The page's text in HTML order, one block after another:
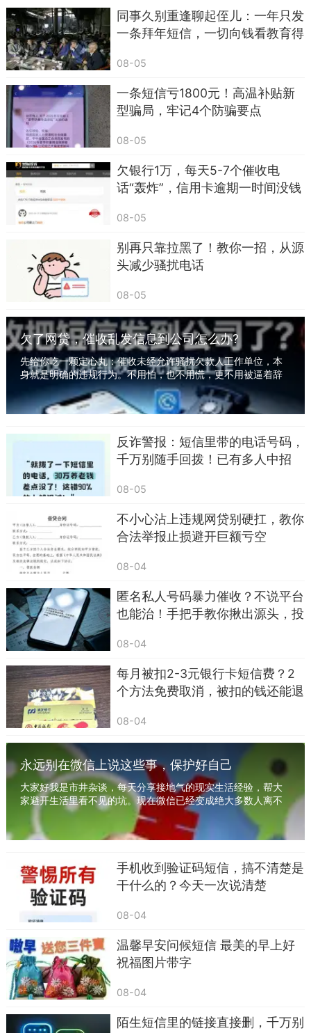
同事久别重逢聊起侄儿：一年只发
一条拜年短信，一切向钱看教育得
08-05
一条短信亏1800元！高温补贴新
型骗局，牢记4个防骗要点
08-05
欠银行1万，每天5-7个催收电
话“轰炸”，信用卡逾期一时间没钱
08-05
别再只靠拉黑了！教你一招，从源
头减少骚扰电话
08-05
欠了网贷，催收乱发信息到公司怎么办?
先给你吃一颗定心丸：催收未经允许骚扰欠款人工作单位，本
身就是明确的违规行为。不用怕，也不用慌，更不用被逼着辞
职。有一套完整可操作的维权方法，照着做，既...
反诈警报：短信里带的电话号码，
千万别随手回拨！已有多人中招
08-05
不小心沾上违规网贷别硬扛，教你
合法举报止损避开巨额亏空
08-04
匿名私人号码暴力催收？不说平台
也能治！手把手教你揪出源头，投
08-04
每月被扣2-3元银行卡短信费？2
个方法免费取消，被扣的钱还能退
08-04
永远别在微信上说这些事，保护好自己
大家好我是市井杂谈，每天分享接地气的现实生活经验，帮大
家避开生活里看不见的坑。现在微信已经变成绝大多数人离不
开的沟通工具，工作对接、家庭聊天、朋友闲聊...
手机收到验证码短信，搞不清楚是
干什么的？今天一次说清楚
08-04
温馨早安问候短信 最美的早上好
祝福图片带字
08-04
陌生短信里的链接直接删，千万别